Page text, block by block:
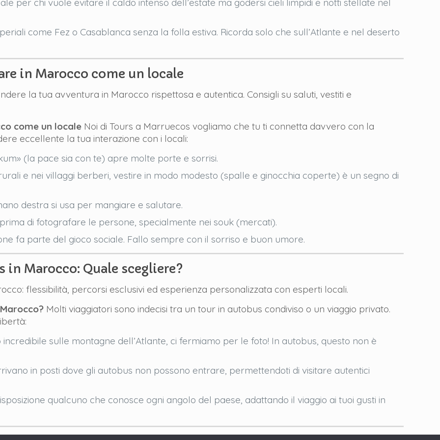
per chi vuole evitare il caldo intenso dell’estate ma godersi cieli limpidi e notti stellate nel
come Fez o Casablanca senza la folla estiva. Ricorda solo che sull’Atlante e nel deserto
in Marocco come un locale
la tua avventura in Marocco rispettosa e autentica. Consigli su saluti, vestiti e
come un locale Noi di Tours a Marruecos vogliamo che tu ti connetta davvero con la
eccellente la tua interazione con i locali:
(la pace sia con te) apre molte porte e sorrisi.
e nei villaggi berberi, vestire in modo modesto (spalle e ginocchia coperte) è un segno di
destra si usa per mangiare e salutare.
di fotografare le persone, specialmente nei souk (mercati).
fa parte del gioco sociale. Fallo sempre con il sorriso e buon umore.
Marocco: Quale scegliere?
flessibilità, percorsi esclusivi ed esperienza personalizzata con esperti locali.
Molti viaggiatori sono indecisi tra un tour in autobus condiviso o un viaggio privato.
sulle montagne dell’Atlante, ci fermiamo per le foto! In autobus, questo non è
in posti dove gli autobus non possono entrare, permettendoti di visitare autentici
qualcuno che conosce ogni angolo del paese, adattando il viaggio ai tuoi gusti in